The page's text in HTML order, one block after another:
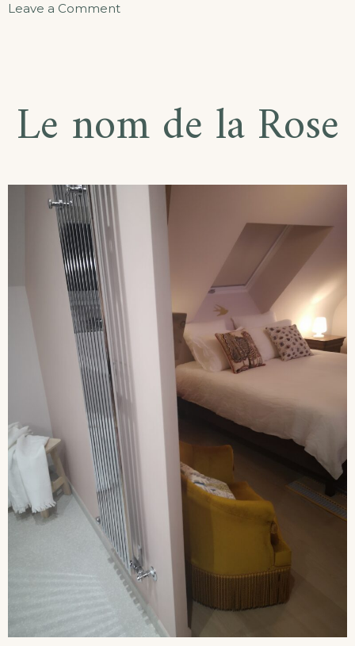
Leave a Comment
Le nom de la Rose